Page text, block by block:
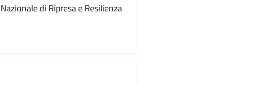
di Ripresa e Resilienza